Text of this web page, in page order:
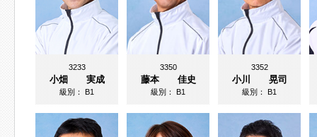
3233
小畑 実成
級別：B1
3350
藤本 佳史
級別：B1
3352
小川 晃司
級別：B1